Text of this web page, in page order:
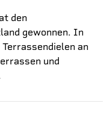
den
gewonnen. In
an
und